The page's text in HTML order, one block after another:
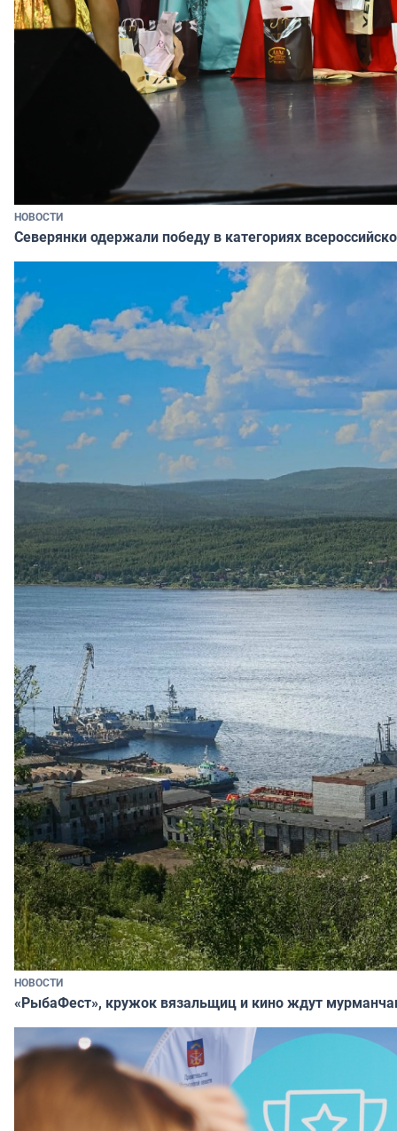
НОВОСТИ
Северянки одержали победу в категориях
НОВОСТИ
«РыбаФест», кружок вязальщиц и кино ждут